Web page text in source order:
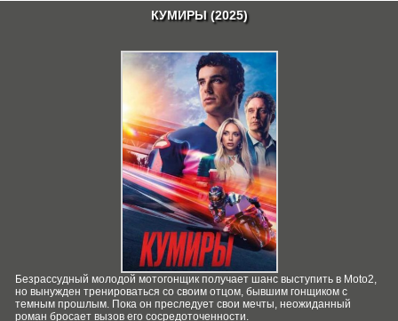
КУМИРЫ (2025)
Безрассудный молодой мотогонщик получает шанс выступить в Moto2,
но вынужден тренироваться со своим отцом, бывшим гонщиком с
темным прошлым. Пока он преследует свои мечты, неожиданный
роман бросает вызов его сосредоточенности.